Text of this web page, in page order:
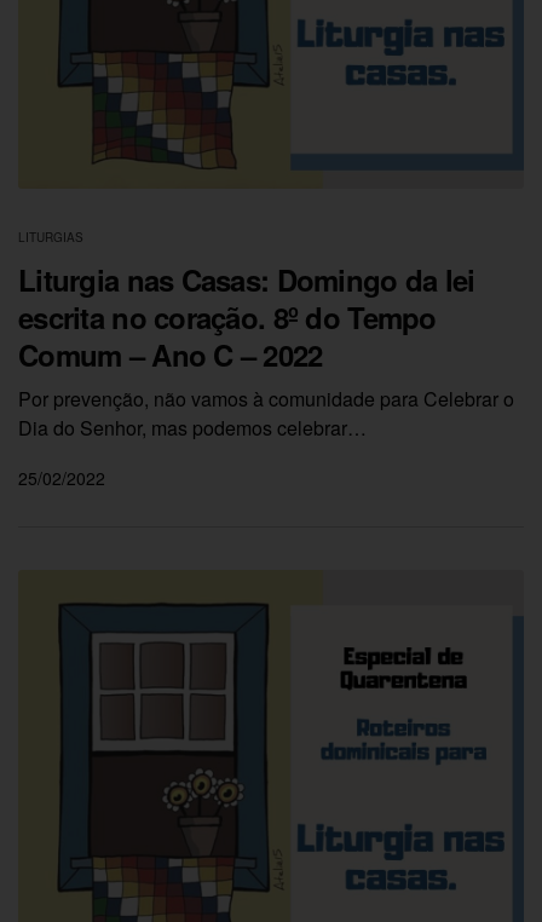
LITURGIAS
Liturgia nas Casas: Domingo da lei
escrita no coração. 8º do Tempo
Comum – Ano C – 2022
Por prevenção, não vamos à comunidade para Celebrar o
Dia do Senhor, mas podemos celebrar…
25/02/2022